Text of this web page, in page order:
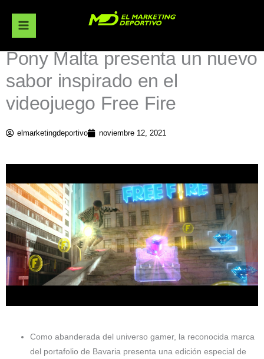
contenido
Pony Malta presenta un nuevo
sabor inspirado en el
videojuego Free Fire
elmarketingdeportivo noviembre 12, 2021
Como abanderada del universo gamer, la reconocida marca
del portafolio de Bavaria presenta una edición especial de